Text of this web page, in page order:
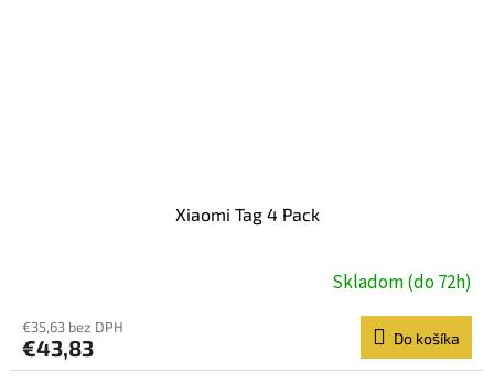
Xiaomi Tag 4 Pack
Skladom (do 72h)
€35,63 bez DPH
€43,83 Do košíka